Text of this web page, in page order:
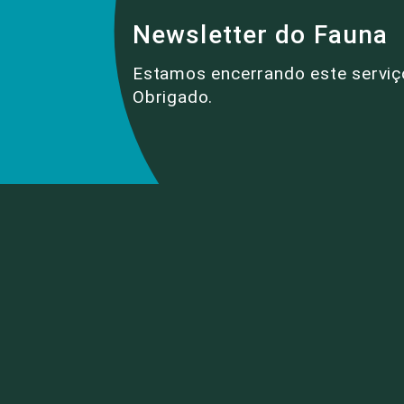
Newsletter do Fauna
Estamos encerrando este
Obrigado.